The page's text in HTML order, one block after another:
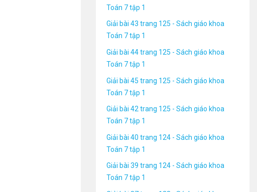
Toán 7 tập 1
Giải bài 43 trang 125 - Sách giáo khoa
Toán 7 tập 1
Giải bài 44 trang 125 - Sách giáo khoa
Toán 7 tập 1
Giải bài 45 trang 125 - Sách giáo khoa
Toán 7 tập 1
Giải bài 42 trang 125 - Sách giáo khoa
Toán 7 tập 1
Giải bài 40 trang 124 - Sách giáo khoa
Toán 7 tập 1
Giải bài 39 trang 124 - Sách giáo khoa
Toán 7 tập 1